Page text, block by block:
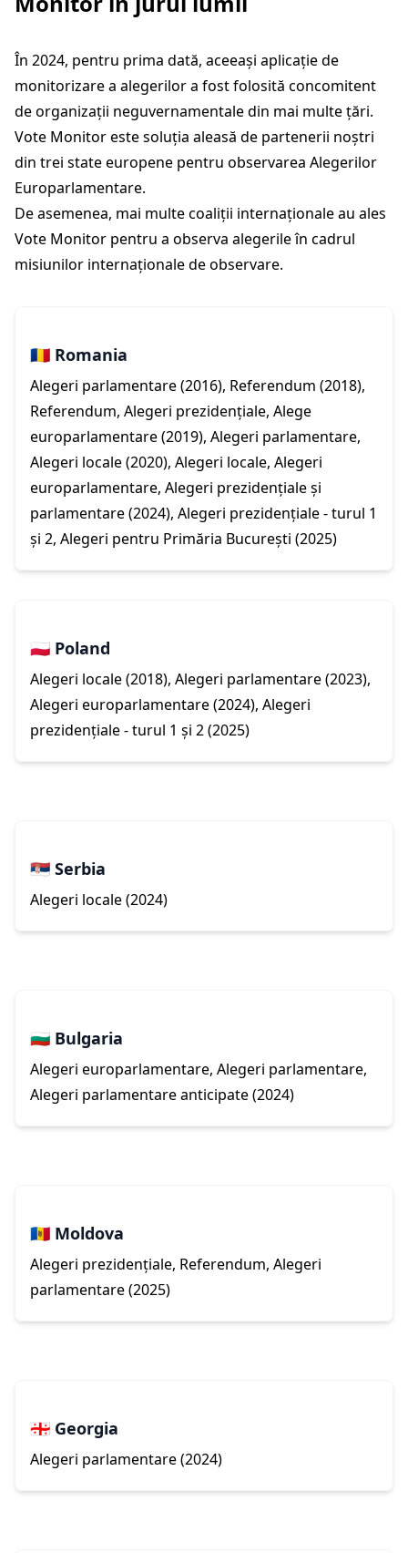
În 2024, pentru prima dată, aceeași aplicație de
monitorizare a alegerilor a fost folosită concomitent
de organizații neguvernamentale din mai multe țări.
Vote Monitor este soluția aleasă de partenerii noștri
din trei state europene pentru observarea Alegerilor
Europarlamentare.
De asemenea, mai multe coaliții internaționale au ales
Vote Monitor pentru a observa alegerile în cadrul
misiunilor internaționale de observare.
🇷🇴 Romania
Alegeri parlamentare (2016), Referendum (2018),
Referendum, Alegeri prezidențiale, Alege
europarlamentare (2019), Alegeri parlamentare,
Alegeri locale (2020), Alegeri locale, Alegeri
europarlamentare, Alegeri prezidențiale și
parlamentare (2024), Alegeri prezidențiale - turul 1
și 2, Alegeri pentru Primăria București (2025)
🇵🇱 Poland
Alegeri locale (2018), Alegeri parlamentare (2023),
Alegeri europarlamentare (2024), Alegeri
prezidențiale - turul 1 și 2 (2025)
🇷🇸 Serbia
Alegeri locale (2024)
🇧🇬 Bulgaria
Alegeri europarlamentare, Alegeri parlamentare,
Alegeri parlamentare anticipate (2024)
🇲🇩 Moldova
Alegeri prezidențiale, Referendum, Alegeri
parlamentare (2025)
🇬🇪 Georgia
Alegeri parlamentare (2024)